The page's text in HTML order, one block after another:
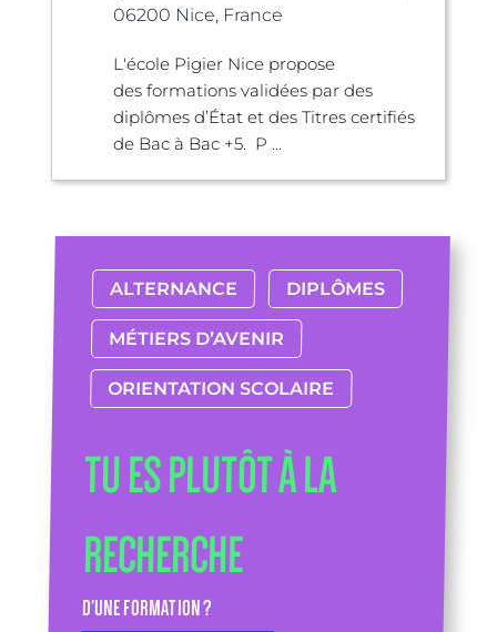
06200 Nice, France
L'école Pigier Nice propose
des formations validées par des
diplômes d’État et des Titres certifiés
de Bac à Bac +5. P ...
ALTERNANCE DIPLÔMES
MÉTIERS D’AVENIR
ORIENTATION SCOLAIRE
TU ES PLUTÔT À LA
RECHERCHE
D’UNE FORMATION ?